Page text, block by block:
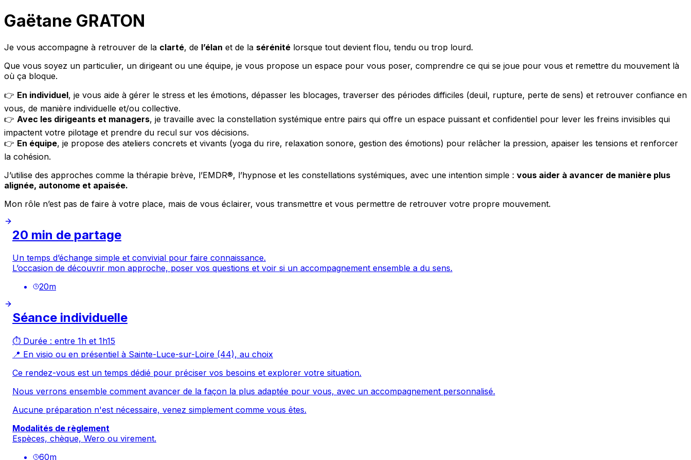
Gaëtane GRATON
Je vous accompagne à retrouver de la clarté, de l’élan et de la sérénité lorsque tout devient flou, tendu ou trop lourd.
Que vous soyez un particulier, un dirigeant ou une équipe, je vous propose un espace pour vous poser, comprendre ce qui se joue pour vous et remettre du mouvement là
où ça bloque.
👉 En individuel, je vous aide à gérer le stress et les émotions, dépasser les blocages, traverser des périodes difficiles (deuil, rupture, perte de sens) et retrouver confiance en
vous, de manière individuelle et/ou collective.
👉 Avec les dirigeants et managers, je travaille avec la constellation systémique entre pairs qui offre un espace puissant et confidentiel pour lever les freins invisibles qui
impactent votre pilotage et prendre du recul sur vos décisions.
👉 En équipe, je propose des ateliers concrets et vivants (yoga du rire, relaxation sonore, gestion des émotions) pour relâcher la pression, apaiser les tensions et renforcer
la cohésion.
J’utilise des approches comme la thérapie brève, l’EMDR®, l’hypnose et les constellations systémiques, avec une intention simple : vous aider à avancer de manière plus
alignée, autonome et apaisée.
Mon rôle n’est pas de faire à votre place, mais de vous éclairer, vous transmettre et vous permettre de retrouver votre propre mouvement.
20 min de partage
Un temps d’échange simple et convivial pour faire connaissance.
L’occasion de découvrir mon approche, poser vos questions et voir si un accompagnement ensemble a du sens.
20m
Séance individuelle
⏱️ Durée : entre 1h et 1h15
📍 En visio ou en présentiel à Sainte-Luce-sur-Loire (44), au choix
Ce rendez-vous est un temps dédié pour préciser vos besoins et explorer votre situation.
Nous verrons ensemble comment avancer de la façon la plus adaptée pour vous, avec un accompagnement personnalisé.
Aucune préparation n'est nécessaire, venez simplement comme vous êtes.
Modalités de règlement
Espèces, chèque, Wero ou virement.
60m